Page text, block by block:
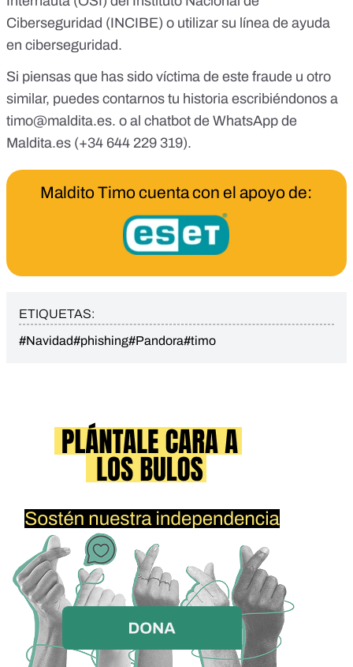
Ciberseguridad (INCIBE) o utilizar su línea de ayuda
en ciberseguridad.
Si piensas que has sido víctima de este fraude u otro
similar, puedes contarnos tu historia escribiéndonos a
timo@maldita.es. o al chatbot de WhatsApp de
Maldita.es (+34 644 229 319).
Maldito Timo cuenta con el apoyo de:
ETIQUETAS:
#Navidad#phishing#Pandora#timo